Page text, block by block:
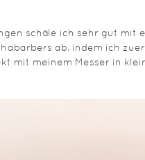
schäle ich sehr gut mit
ab, indem ich
mit meinem Messer in